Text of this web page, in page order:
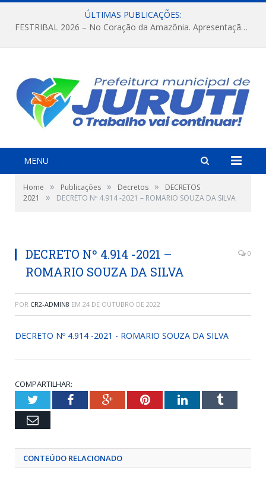
ÚLTIMAS PUBLICAÇÕES:
FESTRIBAL 2026 – No Coração da Amazônia. Apresentação da Munduruku.
MENU
Home » Publicações » Decretos »
DECRETOS
2021
» DECRETO Nº 4.914 -2021 – ROMARIO SOUZA DA SILVA
DECRETO Nº 4.914 -2021 –
ROMARIO SOUZA DA SILVA
0
POR CR2-ADMIN8 EM 24 DE OUTUBRO DE 2022
DECRETO Nº 4.914 -2021 - ROMARIO SOUZA DA SILVA
COMPARTILHAR:
TwitterFacebookGoogle+PinterestLinkedInTumblr
Email
CONTEÚDO RELACIONADO